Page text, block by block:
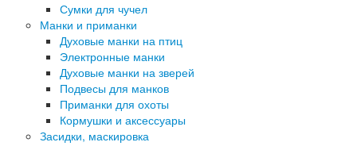
Сумки для чучел
Манки и приманки
Духовые манки на птиц
Электронные манки
Духовые манки на зверей
Подвесы для манков
Приманки для охоты
Кормушки и аксессуары
Засидки, маскировка